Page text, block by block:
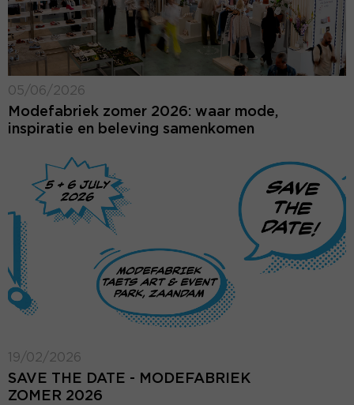
05/06/2026
Modefabriek zomer 2026: waar mode,
inspiratie en beleving samenkomen
19/02/2026
SAVE THE DATE - MODEFABRIEK
ZOMER 2026